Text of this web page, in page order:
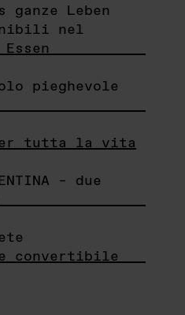
Leben
nel
pieghevole
tutta la vita
– due
convertibile